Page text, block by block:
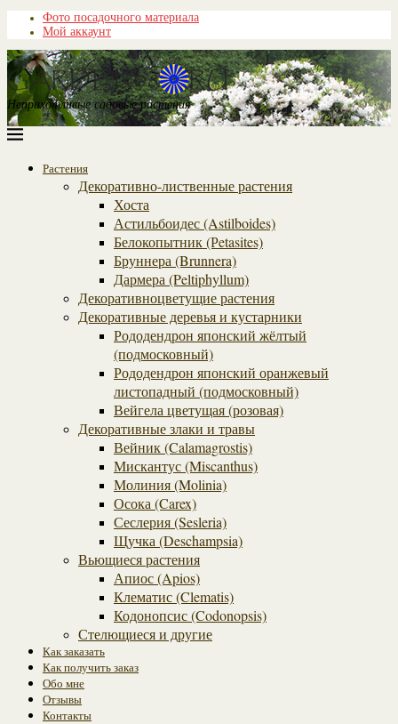
Фото посадочного материала
Мой аккаунт
Неприхотливые садовые растения
Растения
Декоративно-лиственные растения
Хоста
Астильбоидес (Astilboides)
Белокопытник (Рetasites)
Бруннера (Brunnera)
Дармера (Peltiphyllum)
Декоративноцветущие растения
Декоративные деревья и кустарники
Рододендрон японский жёлтый
(подмосковный)
Рододендрон японский оранжевый
листопадный (подмосковный)
Вейгела цветущая (розовая)
Декоративные злаки и травы
Вейник (Calamagrostis)
Мискантус (Miscanthus)
Молиния (Molinia)
Осока (Carex)
Сеслерия (Sesleria)
Щучка (Deschampsia)
Вьющиеся растения
Апиос (Apios)
Клематис (Clematis)
Кодонопсис (Codonopsis)
Стелющиеся и другие
Как заказать
Как получить заказ
Обо мне
Отзывы
Контакты